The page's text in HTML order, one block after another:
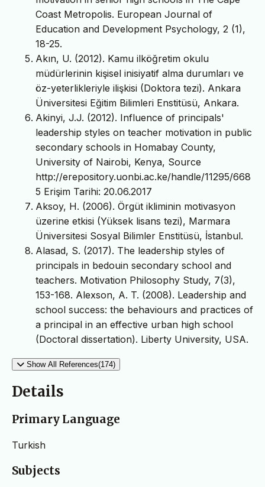
Coast Metropolis. European Journal of
Education and Development Psychology, 2 (1),
18-25.
Akın, U. (2012). Kamu ilköğretim okulu
müdürlerinin kişisel inisiyatif alma durumları ve
öz-yeterlikleriyle ilişkisi (Doktora tezi). Ankara
Üniversitesi Eğitim Bilimleri Enstitüsü, Ankara.
Akinyi, J.J. (2012). Influence of principals'
leadership styles on teacher motivation in public
secondary schools in Homabay County,
University of Nairobi, Kenya, Source
http://erepository.uonbi.ac.ke/handle/11295/668
5 Erişim Tarihi: 20.06.2017
Aksoy, H. (2006). Örgüt ikliminin motivasyon
üzerine etkisi (Yüksek lisans tezi), Marmara
Üniversitesi Sosyal Bilimler Enstitüsü, İstanbul.
Alasad, S. (2017). The leadership styles of
principals in bedouin secondary school and
teachers. Motivation Philosophy Study, 7(3),
153-168. Alexson, A. T. (2008). Leadership and
school success: the behaviours and practices of
a principal in an effective urban high school
(Doctoral dissertation). Liberty University, USA.
Show All References(174)
Details
Primary Language
Turkish
Subjects